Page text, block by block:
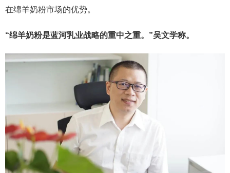
在绵羊奶粉市场的优势。
“绵羊奶粉是蓝河乳业战略的重中之重。”吴文学称。